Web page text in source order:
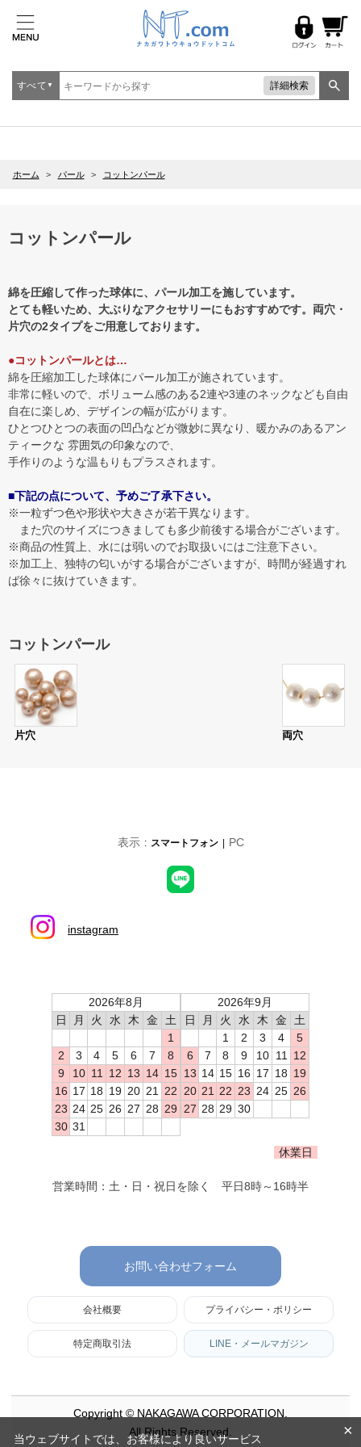
すべて ▼ 詳細検索
ホーム > パール > コットンパール
コットンパール
綿を圧縮して作った球体に、パール加工を施しています。
とても軽いため、大ぶりなアクセサリーにもおすすめです。両穴・
片穴の2タイプをご用意しております。
●コットンパールとは…
綿を圧縮加工した球体にパール加工が施されています。
非常に軽いので、ボリューム感のある2連や3連のネックなども自由
自在に楽しめ、デザインの幅が広がります。
ひとつひとつの表面の凹凸などが微妙に異なり、暖かみのあるアン
ティークな 雰囲気の印象なので、
手作りのような温もりもプラスされます。
■下記の点について、予めご了承下さい。
※一粒ずつ色や形状や大きさが若干異なります。
また穴のサイズにつきましても多少前後する場合がございます。
※商品の性質上、水には弱いのでお取扱いにはご注意下さい。
※加工上、独特の匂いがする場合がございますが、時間が経過すれ
ば徐々に抜けていきます。
コットンパール
片穴 両穴
表示 スマートフォン PC
instagram
2026年8月
日
月 火 水 木 金
土
1
2
3 4 5 6 7
8
9
10 11 12 13 14 15
16 17 18 19 20 21
22
23 24 25 26 27 28 29
30 31
2026年9月
日
月 火 水 木 金
土
1
2 3 4
5
6
7 8 9 10 11
12
13 14 15 16 17 18 19
20 21 22 23 24 25 26
27 28 29 30
休業日
営業時間：土・日・祝日を除く 平日8時～16時半
お問い合わせフォーム
会社概要 プライバシー・ポリシー
特定商取引法 LINE・メールマガジン
Copyright © NAKAGAWA CORPORATION.
All Rights Reserved.
×
当ウェブサイトでは、お客様により良いサービス